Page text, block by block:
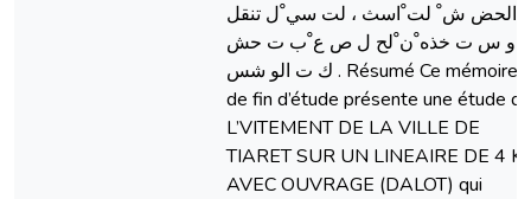
الحض ش ْ لت ْاسث ، لت سي ْل تنقل
و س ت خذه ْن ْلح ل ص ع ْب ت حش
ك ت الو شس . Résumé Ce mémoire
de fin d’étude présente une étude de
L’VITEMENT DE LA VILLE DE
TIARET SUR UN LINEAIRE DE 4
AVEC OUVRAGE (DALOT) qui